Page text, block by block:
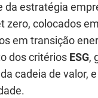
da estratégia
zero, colocados
em transição
dos critérios ESG,
cadeia de valor,